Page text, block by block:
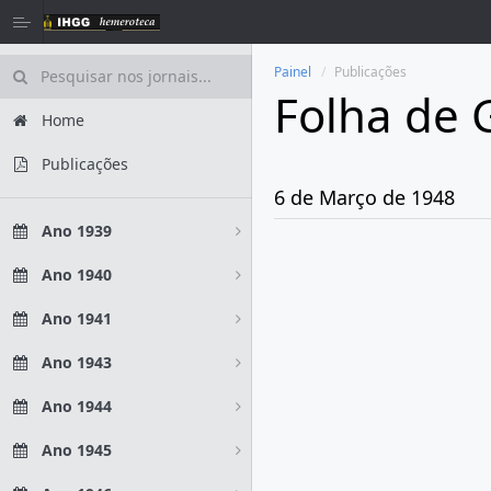
Home
Publicações
Ano 1939
Ano 1940
Ano 1941
Ano 1943
Ano 1944
Ano 1945
Painel Publicações
Folha de
6 de Março de 1948